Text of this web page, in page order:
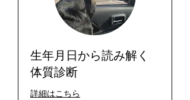
生年月日から読み解く
体質診断
詳細はこちら